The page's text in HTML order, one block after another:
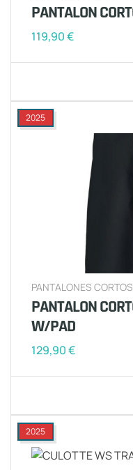
PANTALON
119,90€
2025
PANTALONES
PANTALON
W/PAD
129,90€
2025